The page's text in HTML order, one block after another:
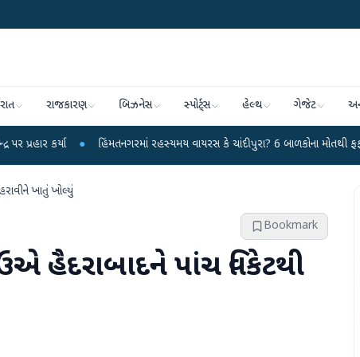
રાજકારણ બિઝનેસ સ્પોર્ટ્સ હેલ્થ ગેજેટ
હિંમતનગરમાં રહસ્યમય વાયરસ કે ચાંદીપુરા? 6 બાળકોના મોતથી ફફડાટ ● હવામાન
ખાતું ખોલ્યું
Bookmark
પાંચ વિકેટથી